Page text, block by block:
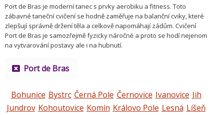
Port de Bras je moderní tanec s prvky aerobiku a fitness. Toto
zábavné taneční cvičení se hodně zaměřuje na balanční cviky, které
zlepšují správně držení těla a celkově napomáhají zádům. Cvičení
Port de Bras je samozřejmě fyzicky náročné a proto se hodí nejenom
na vytvarování postavy ale i na hubnutí.
Port de Bras
Bohunice Bystrc Černá Pole Černovice Ivanovice Jih
Jundrov Kohoutovice Komín Královo Pole Lesná Líšeň